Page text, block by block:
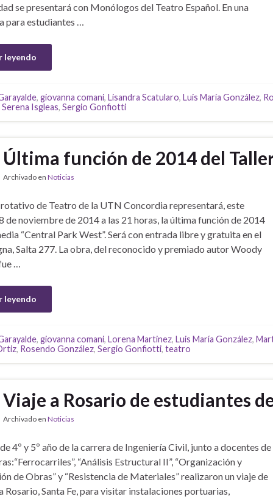
se presentará con Monólogos del Teatro Español. En una
para estudiantes …
leyendo
, giovanna comani, Lisandra Scatularo, Luis María González,
Serena Isgleas, Sergio Gonfiotti
Última función de 2014 del
Archivado en Noticias
rotativo de Teatro de la UTN Concordia representará, este
de noviembre de 2014 a las 21 horas, la última función de 2014
“Central Park West”. Será con entrada libre y gratuita en el
Salta 277. La obra, del reconocido y premiado autor Woody
…
leyendo
, giovanna comani, Lorena Martinez, Luis María González,
, Rosendo González, Sergio Gonfiotti, teatro
Viaje a Rosario de estudiantes
Archivado en Noticias
4º y 5º año de la carrera de Ingeniería Civil, junto a docentes de
“Análisis Estructural II”, “Organización y
de Obras” y “Resistencia de Materiales” realizaron un viaje de
Rosario, Santa Fe, para visitar instalaciones portuarias,